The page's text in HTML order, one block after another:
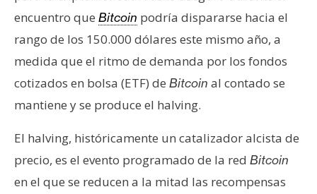
R
e
u
r
o
s
encuentro que Bitcoin podría dispararse hacia el
rango de los 150.000 dólares este mismo año, a
medida que el ritmo de demanda por los fondos
cotizados en bolsa (ETF) de Bitcoin al contado se
mantiene y se produce el halving.
El halving, históricamente un catalizador alcista de
precio, es el evento programado de la red Bitcoin
en el que se reducen a la mitad las recompensas